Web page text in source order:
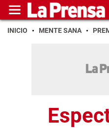
INICIO MENTE SANA